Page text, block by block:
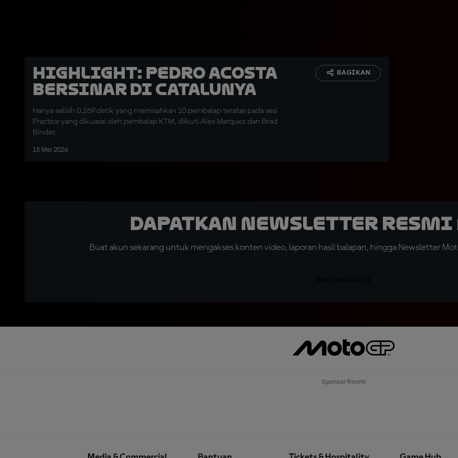
HIGHLIGHT: Pedro Acosta
Bersinar di Catalunya
Hanya selisih 0,269 detik yang memisahkan 10 pembalap teratas pada sesi
Practice yang dikuasai oleh pembalap KTM, diikuti Alex Marquez dan Brad
Binder.
15 Mei 2026
BAGIKAN
Dapatkan Newsletter Resmi
Buat akun sekarang untuk mengakses konten video, laporan hasil balapan, hingga Newsletter
Sponsor Resmi